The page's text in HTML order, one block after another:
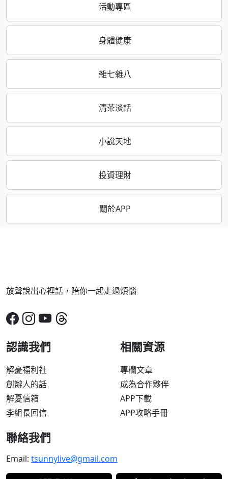
活動專區
身體健康
雜七雜八
清茶淡話
小說天地
投資理財
關於APP
放聲說出心裡話，陪你一起走過煩惱
認識我們
解憂福利社
創辦人的話
解憂信箱
李組長回信
相關資源
專欄文章
成為合作夥伴
APP下載
APP攻略手冊
聯絡我們
Email: tsunnylive@gmail.com